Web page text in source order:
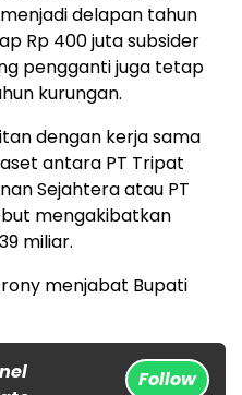
delapan tahun
Rp 400 juta subsider
pengganti juga tetap
kurungan.
dengan kerja sama
antara PT Tripat
Sejahtera atau PT
mengakibatkan
miliar.
menjabat Bupati
Follow